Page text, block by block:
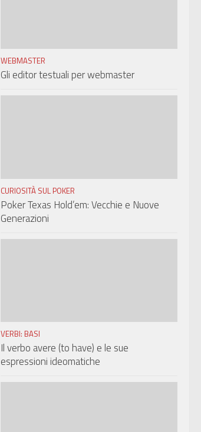
WEBMASTER
Gli editor testuali per webmaster
CURIOSITÀ SUL POKER
Poker Texas Hold’em: Vecchie e Nuove
Generazioni
VERBI: BASI
Il verbo avere (to have) e le sue
espressioni ideomatiche